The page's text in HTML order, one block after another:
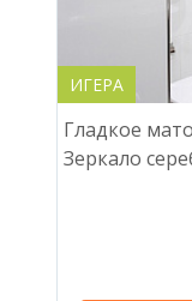
ИГЕРА
Гладкое
Зеркало